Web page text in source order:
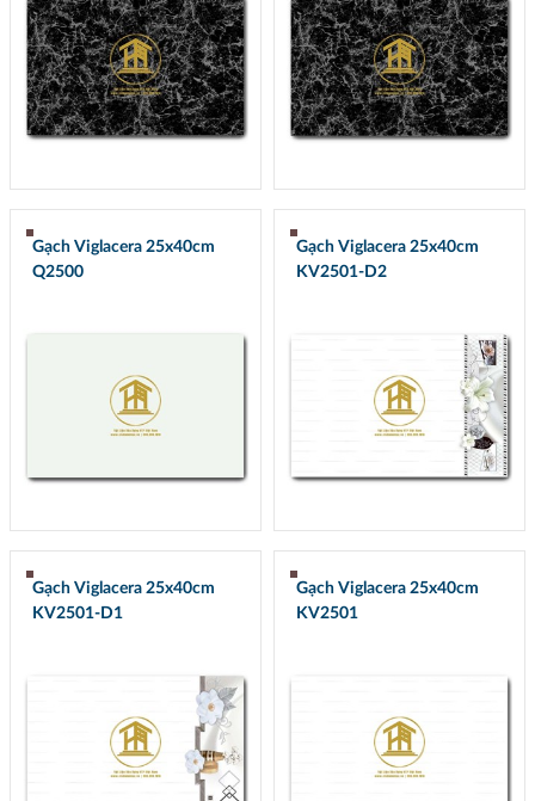
Gạch Viglacera 25x40cm
Q2500
Gạch Viglacera 25x40cm
KV2501-D2
Gạch Viglacera 25x40cm
KV2501-D1
Gạch Viglacera 25x40cm
KV2501